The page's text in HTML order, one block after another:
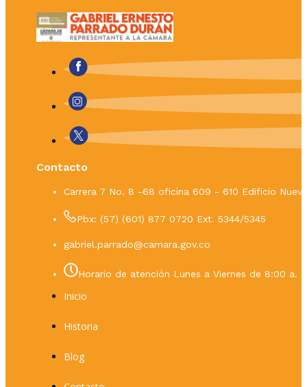
Contacto
Carrera 7 No. 8 -68 oficina 609 - 610 Edificio
Pbx: (57) (601) 877 0720 Ext. 5344/5345
gabriel.parrado@camara.gov.co
Horario de atención Lunes a Viernes de 8:00 a.
Inicio
Historia
Blog